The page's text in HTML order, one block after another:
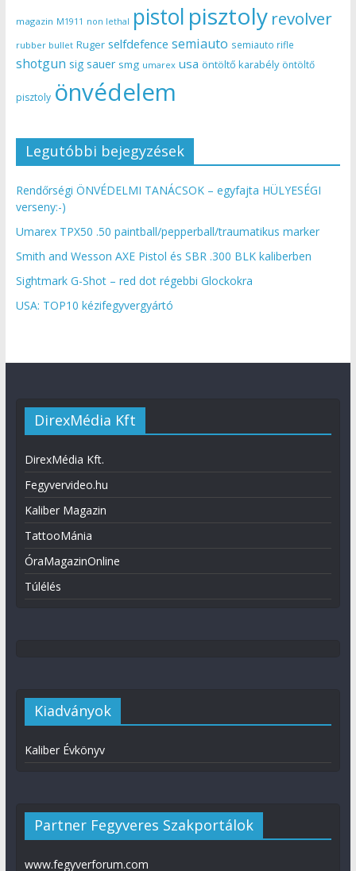
magazin M1911 non lethal pistol pisztoly revolver
rubber bullet Ruger selfdefence semiauto semiauto rifle
shotgun sig sauer smg umarex usa öntöltő karabély öntöltő
pisztoly önvédelem
Legutóbbi bejegyzések
Rendőrségi ÖNVÉDELMI TANÁCSOK – egyfajta HÜLYESÉGI
verseny:-)
Umarex TPX50 .50 paintball/pepperball/traumatikus marker
Smith and Wesson AXE Pistol és SBR .300 BLK kaliberben
Sightmark G-Shot – red dot régebbi Glockokra
USA: TOP10 kézifegyvergyártó
DirexMédia Kft
DirexMédia Kft.
Fegyvervideo.hu
Kaliber Magazin
TattooMánia
ÓraMagazinOnline
Túlélés
Kiadványok
Kaliber Évkönyv
Partner Fegyveres Szakportálok
www.fegyverforum.com